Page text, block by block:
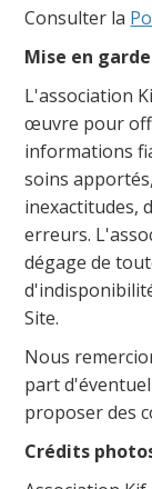
Consulter la
Mise en
L'association
œuvre pour
informations
soins
inexactitudes,
erreurs.
dégage de
Site.
Nous
part
proposer des
Crédits